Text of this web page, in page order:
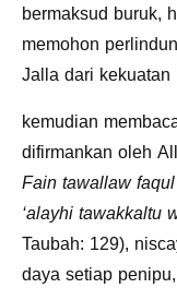
bermaksud buruk,
memohon
Jalla dari kekuatan
kemudian
difirmankan oleh
Fain tawallaw
‘alayhi tawakkaltu
Taubah: 129),
daya setiap